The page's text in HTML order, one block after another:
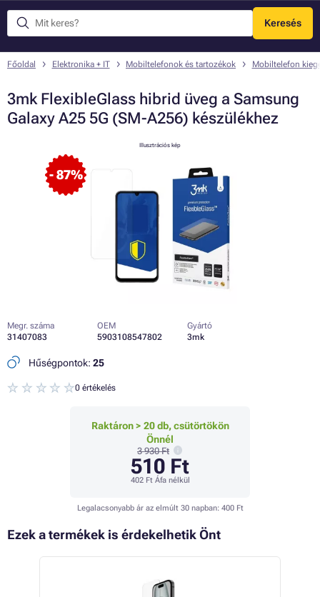
Keresés
Menü
Főoldal Elektronika + IT Mobiltelefonok és tartozékok Mobiltelefon
3mk FlexibleGlass hibrid üveg a Samsung
Galaxy A25 5G (SM-A256) készülékhez
- 87%
Illusztrációs kép
Megr. száma
31407083
OEM
5903108547802
Gyártó
3mk
Hűségpontok: 25
0 értékelés
Raktáron > 20 db, csütörtökön
Önnél
3 930 Ft
510 Ft
402 FtÁfa nélkül
Legalacsonyabb ár az elmúlt 30 napban: 400 Ft
Ezek a termékek is érdekelhetik Önt